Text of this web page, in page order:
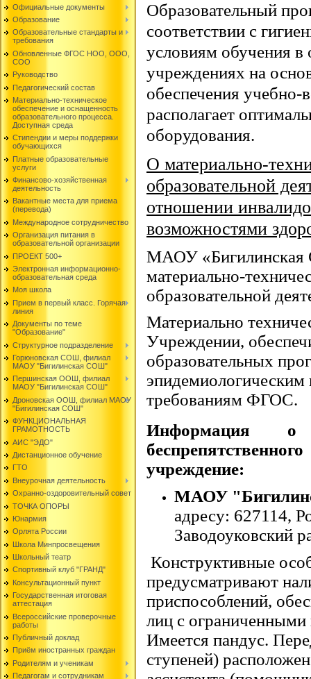
Официальные документы
Образование
Образовательные стандарты и
требования
Обновленные ФГОС НОО, ООО,
СОО
Руководство
Педагогический состав
Материально-техническое
обеспечение и оснащенность
образовательного процесса.
Доступная среда
Стипендии и меры поддержки
обучающихся
Платные образовательные
услуги
Финансово-хозяйственная
деятельность
Вакантные места для приема
(перевода)
Международное сотрудничество
Организация питания в
образовательной организации
ПРОЕКТ 500+
Электронная информационно-
образовательная среда
Моя школа
Прием в первый класс. Горячая
линия
Документы по теме
"Образование"
Структурное подразделение
Горюновская СОШ, филиал
МАОУ "Бигилинская СОШ"
Першинская ООШ, филиал
МАОУ "Бигилинская СОШ"
Дроновская ООШ, филиал МАОУ
"Бигилинская СОШ"
ФУНКЦИОНАЛЬНАЯ
ГРАМОТНОСТЬ
АИС "ЭДО"
Дистанционное обучение
ГТО
Внеурочная деятельность
Охранно-оздоровительный совет
ТОЧКА ОПОРЫ
Юнармия
Орлята России
Школа Минпросвещения
Школьный театр
Спортивный клуб "ГРАНД"
Консультационный пункт
Государственная итоговая
аттестация
Всероссийские проверочные
работы
Публичный доклад
Приём иностранных граждан
Родителям и ученикам
Педагогам и сотрудникам
Образовательный
соответствии с
условиям обучения в
учреждениях на
обеспечения учебно-
располагает
оборудования.
О материально-
образовательной
отношении
возможностями
МАОУ
материально-
образовательной
Материально
Учреждении,
образовательных
требованиям ФГОС.
Информация
учреждение:
МАОУ
адресу: 627114,
Заводоуковский
Конструктивные
предусматривают
приспособлений,
лиц с
Имеется пандус.
ступеней)